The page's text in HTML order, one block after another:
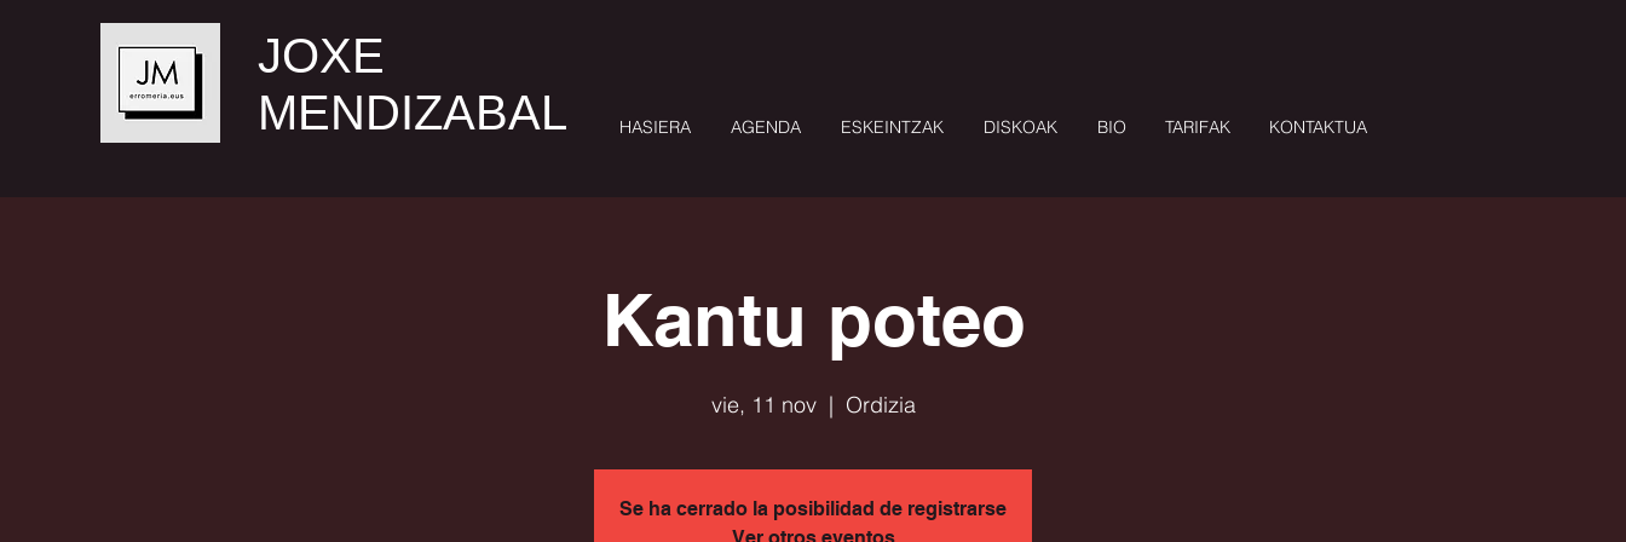
JOXE
MENDIZABAL
HASIERA AGENDA ESKEINTZAK DISKOAK BIO TARIFAK KONTAKTUA
Kantu poteo
vie, 11 nov
  |
Ordizia
Se ha cerrado la posibilidad de registrarse